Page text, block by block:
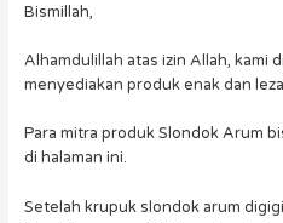
Bismillah,
Alhamdulillah atas izin Allah, kami
menyediakan produk enak dan
Para mitra produk Slondok Arum
di halaman ini.
Setelah krupuk slondok arum